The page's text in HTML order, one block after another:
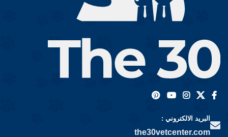
البريد الالكتروني :
the30vetcenter.com